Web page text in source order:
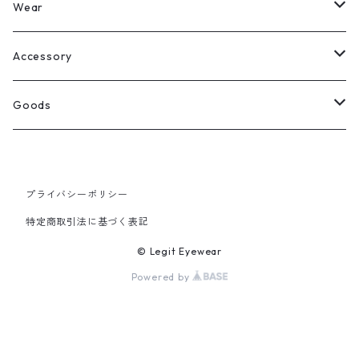
Legit Eyewear
Select
ボストン
ウェリントン
スクエア
ラウンド
Wear
All
Tee
Sewat
Accessory
Ring
Silver
Bracelet
Goods
Cap
プライバシーポリシー
特定商取引法に基づく表記
© Legit Eyewear
Powered by